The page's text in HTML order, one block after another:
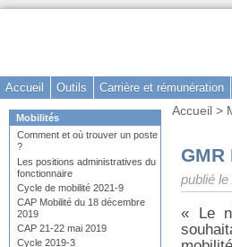
-
Aller
au
menu
principal
Aller
à
recherche
Accueil Outils Carrière et rémunération
Dans
la
rubrique
Mobilités
Comment et où trouver un poste
?
Les positions administratives du
fonctionnaire
Cycle de mobilité 2021-9
CAP Mobilité du 18 décembre
2019
CAP 21-22 mai 2019
Cycle 2019-3
Vous
Accueil >
publié
« Le